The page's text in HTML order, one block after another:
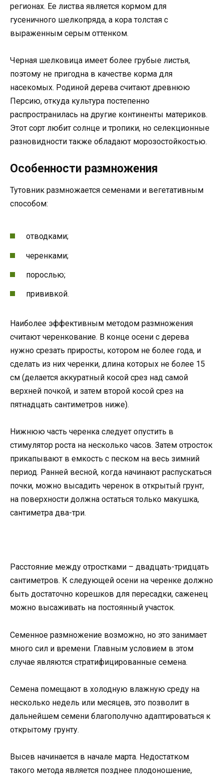
регионах. Ее листва является кормом для
гусеничного шелкопряда, а кора толстая с
выраженным серым оттенком.
Черная шелковица имеет более грубые листья,
поэтому не пригодна в качестве корма для
насекомых. Родиной дерева считают древнюю
Персию, откуда культура постепенно
распространилась на другие континенты материков.
Этот сорт любит солнце и тропики, но селекционные
разновидности также обладают морозостойкостью.
Особенности размножения
Тутовник размножается семенами и вегетативным
способом:
отводками;
черенками;
порослью;
прививкой.
Наиболее эффективным методом размножения
считают черенкование. В конце осени с дерева
нужно срезать приросты, котором не более года, и
сделать из них черенки, длина которых не более 15
см (делается аккуратный косой срез над самой
верхней почкой, и затем второй косой срез на
пятнадцать сантиметров ниже).
Нижнюю часть черенка следует опустить в
стимулятор роста на несколько часов. Затем отросток
прикапывают в емкость с песком на весь зимний
период. Ранней весной, когда начинают распускаться
почки, можно высадить черенок в открытый грунт,
на поверхности должна остаться только макушка,
сантиметра два-три.
Расстояние между отростками – двадцать-тридцать
сантиметров. К следующей осени на черенке должно
быть достаточно корешков для пересадки, саженец
можно высаживать на постоянный участок.
Семенное размножение возможно, но это занимает
много сил и времени. Главным условием в этом
случае являются стратифицированные семена.
Семена помещают в холодную влажную среду на
несколько недель или месяцев, это позволит в
дальнейшем семени благополучно адаптироваться к
открытому грунту.
Высев начинается в начале марта. Недостатком
такого метода является позднее плодоношение,